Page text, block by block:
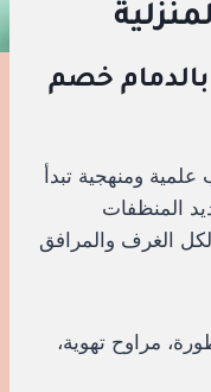
بالدمام خصم
ومنهجية تبدأ
المنظفات
الغرف والمرافق
مراوح تهوية،